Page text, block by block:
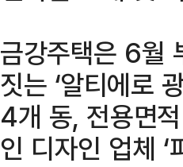
금강주택은 6월
짓는 ‘알티에로
4개 동, 전용면
인 디자인 업체